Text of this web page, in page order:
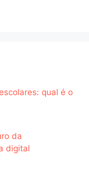
qual é o
da
digital